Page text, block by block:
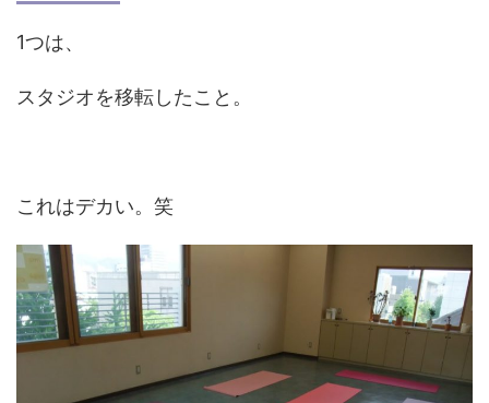
1つは、
スタジオを移転したこと。
これはデカい。笑